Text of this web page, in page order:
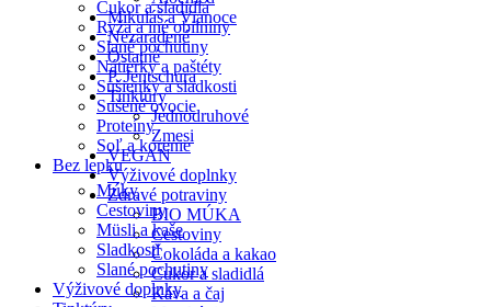
Mikuláš a Vianoce
Nezaradené
Ostatné
P. Jentschura
Tinktúry
Jednodruhové
Zmesi
VEGAN
Výživové doplnky
Zdravé potraviny
BIO MÚKA
Cestoviny
Čokoláda a kakao
Cukor a sladidlá
Káva a čaj
Cukor a sladidlá
Ryža a iné obilniny
Slané pochutiny
Nátierky a paštéty
Sušienky a sladkosti
Sušené ovocie
Proteíny
Soľ a korenie
Bez lepku
Múky
Cestoviny
Müsli a kaše
Sladkosti
Slané pochutiny
Výživové doplnky